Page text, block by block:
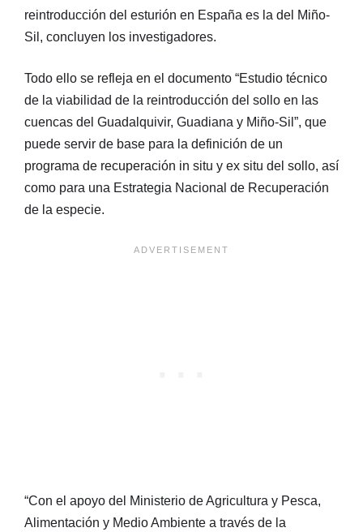
reintroducción del esturión en España es la del Miño-
Sil, concluyen los investigadores.
Todo ello se refleja en el documento “Estudio técnico
de la viabilidad de la reintroducción del sollo en las
cuencas del Guadalquivir, Guadiana y Miño-Sil”, que
puede servir de base para la definición de un
programa de recuperación in situ y ex situ del sollo, así
como para una Estrategia Nacional de Recuperación
de la especie.
“Con el apoyo del Ministerio de Agricultura y Pesca,
Alimentación y Medio Ambiente a través de la